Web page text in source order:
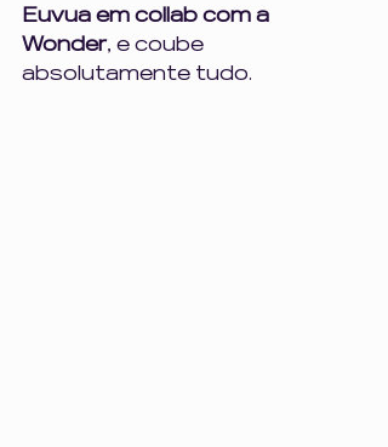
Euvua em collab com a
Wonder, e coube
absolutamente tudo.